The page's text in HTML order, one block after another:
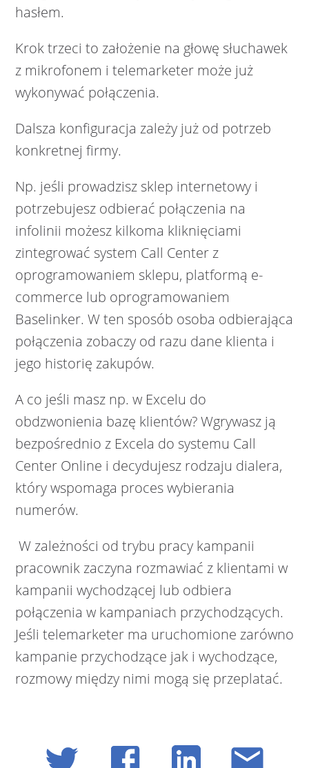
hasłem.
Krok trzeci to założenie na głowę słuchawek
z mikrofonem i telemarketer może już
wykonywać połączenia.
Dalsza konfiguracja zależy już od potrzeb
konkretnej firmy.
Np. jeśli prowadzisz sklep internetowy i
potrzebujesz odbierać połączenia na
infolinii możesz kilkoma kliknięciami
zintegrować system Call Center z
oprogramowaniem sklepu, platformą e-
commerce lub oprogramowaniem
Baselinker. W ten sposób osoba odbierająca
połączenia zobaczy od razu dane klienta i
jego historię zakupów.
A co jeśli masz np. w Excelu do
obdzwonienia bazę klientów? Wgrywasz ją
bezpośrednio z Excela do systemu Call
Center Online i decydujesz rodzaju dialera,
który wspomaga proces wybierania
numerów.
W zależności od trybu pracy kampanii
pracownik zaczyna rozmawiać z klientami w
kampanii wychodzącej lub odbiera
połączenia w kampaniach przychodzących.
Jeśli telemarketer ma uruchomione zarówno
kampanie przychodzące jak i wychodzące,
rozmowy między nimi mogą się przeplatać.